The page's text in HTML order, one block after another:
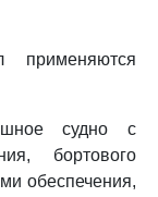
судно с
бортового
обеспечения,